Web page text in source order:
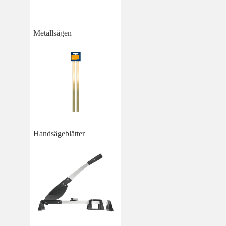
Metallsägen
Handsägeblätter